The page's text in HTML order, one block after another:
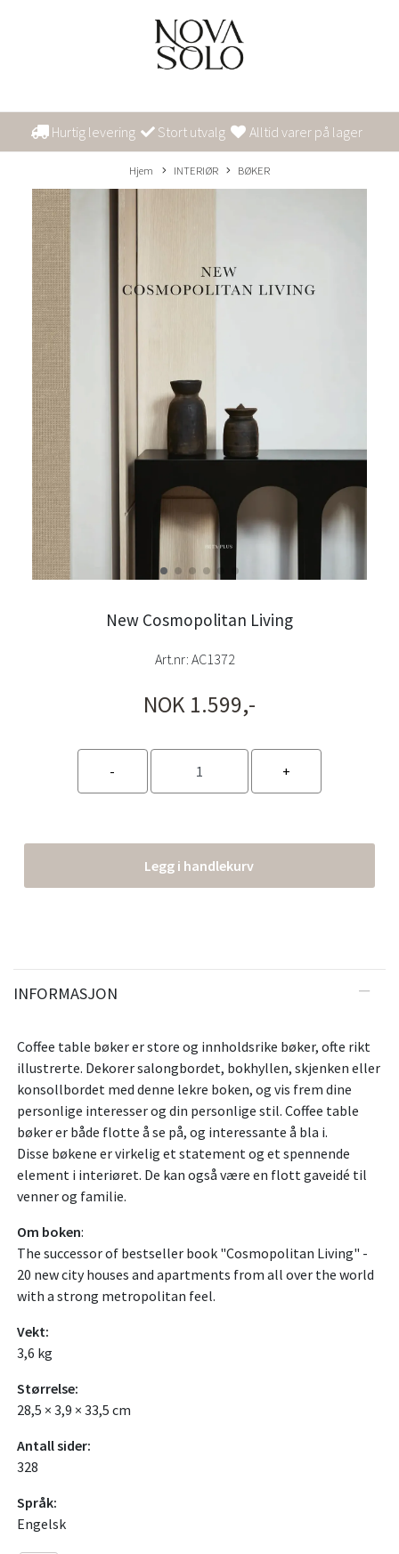
Hurtig levering Stort utvalg Alltid varer på lager
Hjem INTERIØR BØKER
New Cosmopolitan Living
Art.nr: AC1372
NOK 1.599,-
Legg i handlekurv
INFORMASJON
Coffee table bøker er store og innholdsrike bøker, ofte rikt
illustrerte. Dekorer salongbordet, bokhyllen, skjenken eller
konsollbordet med denne lekre boken, og vis frem dine
personlige interesser og din personlige stil. Coffee table
bøker er både flotte å se på, og interessante å bla i.
Disse bøkene er virkelig et statement og et spennende
element i interiøret. De kan også være en flott gaveidé til
venner og familie.
Om boken:
The successor of bestseller book "Cosmopolitan Living" -
20 new city houses and apartments from all over the world
with a strong metropolitan feel.
Vekt:
3,6 kg
Størrelse:
28,5 × 3,9 × 33,5 cm
Antall sider:
328
Språk:
Engelsk